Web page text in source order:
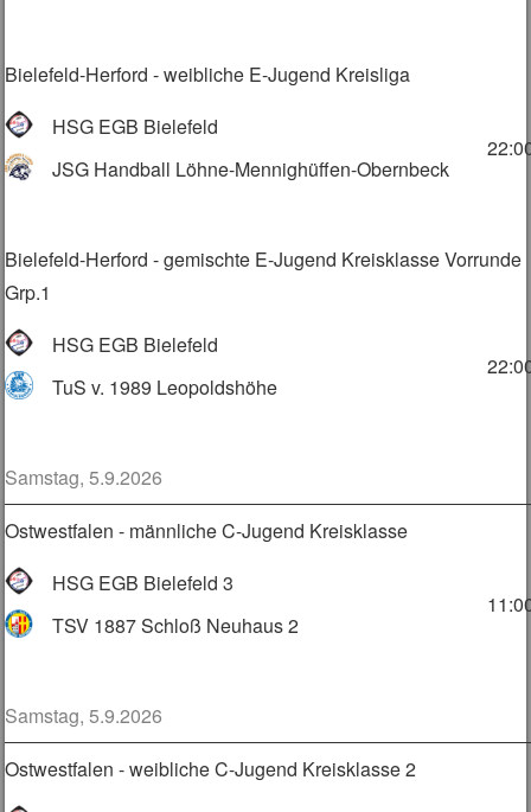
Bielefeld-Herford - weibliche E-Jugend Kreisliga
HSG EGB Bielefeld
JSG Handball Löhne-Mennighüffen-Obernbeck
Bielefeld-Herford - gemischte E-Jugend Kreisklasse Vorrunde
Grp.1
HSG EGB Bielefeld
TuS v. 1989 Leopoldshöhe
Samstag, 5.9.2026
Ostwestfalen - männliche C-Jugend Kreisklasse
HSG EGB Bielefeld 3
TSV 1887 Schloß Neuhaus 2
Samstag, 5.9.2026
Ostwestfalen - weibliche C-Jugend Kreisklasse 2